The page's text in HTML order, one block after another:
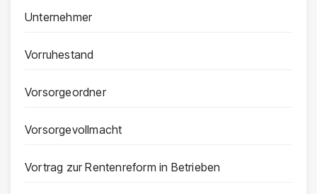
Unternehmer
Vorruhestand
Vorsorgeordner
Vorsorgevollmacht
Vortrag zur Rentenreform in Betrieben